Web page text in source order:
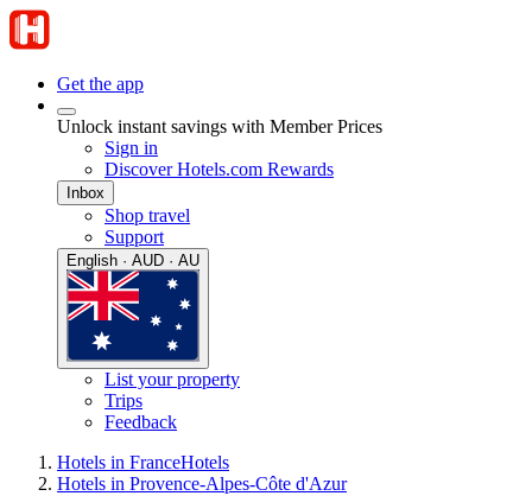
Get the app
Unlock instant savings with Member Prices
Sign in
Discover Hotels.com Rewards
Inbox
Shop travel
Support
English · AUD · AU
List your property
Trips
Feedback
Hotels in FranceHotels
Hotels in Provence-Alpes-Côte d'Azur